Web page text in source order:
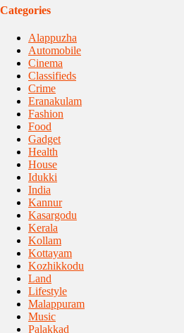
Categories
Alappuzha
Automobile
Cinema
Classifieds
Crime
Eranakulam
Fashion
Food
Gadget
Health
House
Idukki
India
Kannur
Kasargodu
Kerala
Kollam
Kottayam
Kozhikkodu
Land
Lifestyle
Malappuram
Music
Palakkad